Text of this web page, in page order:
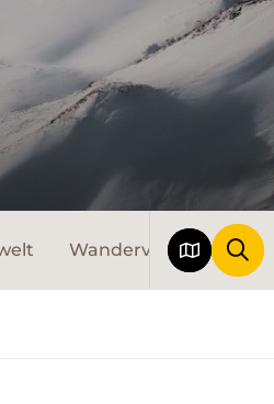
Wandervorschläge